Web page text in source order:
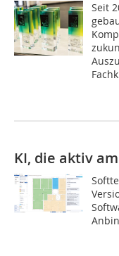
Seit
KI, die aktiv